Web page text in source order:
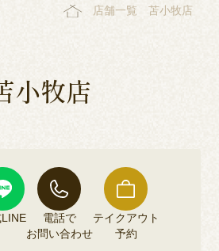
店舗一覧 苫小牧店
小牧店
電話で
お問い合わせ
テイクアウト
予約